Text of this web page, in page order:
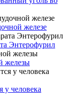
железе
Энтерофурил
железы
у человека